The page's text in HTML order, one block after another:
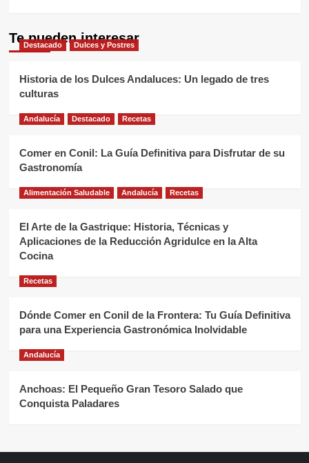
Te pueden interesar
Destacado Dulces y Postres
Historia de los Dulces Andaluces: Un legado de tres
culturas
Andalucía Destacado Recetas
Comer en Conil: La Guía Definitiva para Disfrutar de su
Gastronomía
Alimentación Saludable Andalucía Recetas
El Arte de la Gastrique: Historia, Técnicas y
Aplicaciones de la Reducción Agridulce en la Alta
Cocina
Recetas
Dónde Comer en Conil de la Frontera: Tu Guía Definitiva
para una Experiencia Gastronómica Inolvidable
Andalucía
Anchoas: El Pequeño Gran Tesoro Salado que
Conquista Paladares